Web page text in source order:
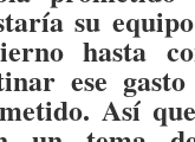
su
hasta
ese
Así